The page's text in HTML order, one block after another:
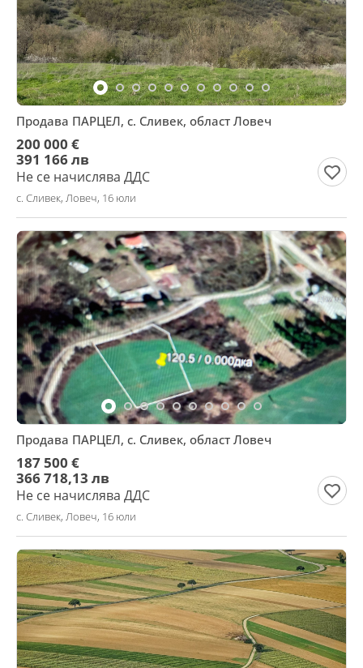
Продава ПАРЦЕЛ, с. Сливек, област Ловеч
200 000 €
391 166 лв
Не се начислява ДДС
с. Сливек, Ловеч, 16 юли
Продава ПАРЦЕЛ, с. Сливек, област Ловеч
187 500 €
366 718,13 лв
Не се начислява ДДС
с. Сливек, Ловеч, 16 юли